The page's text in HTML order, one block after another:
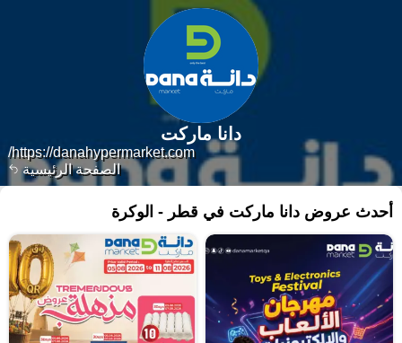
الصفحة الرئيسية
https://danahypermarket.com/
دانا ماركت
أحدث عروض دانا ماركت في قطر - الوكرة